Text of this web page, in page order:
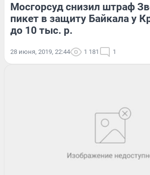
Мосгорсуд снизил штраф
пикет в защиту Байкала у
до 10 тыс. р.
28 июня, 2019, 22:44 1 181 1